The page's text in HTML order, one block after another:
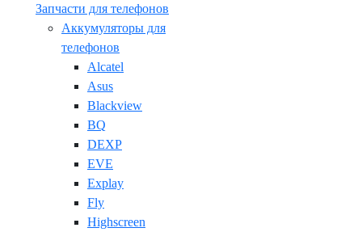
Запчасти для телефонов
Аккумуляторы для
телефонов
Alcatel
Asus
Blackview
BQ
DEXP
EVE
Explay
Fly
Highscreen